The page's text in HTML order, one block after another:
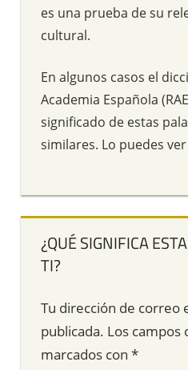
es una prueba de su
cultural.
En algunos casos el
Academia Española
significado de estas
similares. Lo puedes
¿QUÉ SIGNIFICA
TI?
Tu dirección de correo
publicada. Los campos
marcados con *